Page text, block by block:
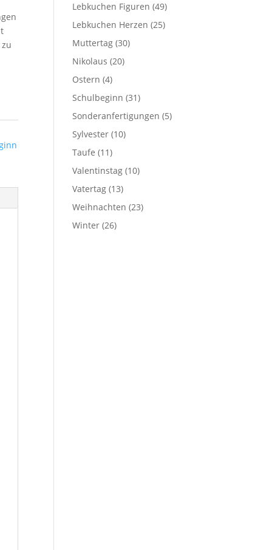
Lebkuchen Figuren (49)
Lebkuchen Herzen (25)
Muttertag (30)
Nikolaus (20)
Ostern (4)
Schulbeginn (31)
Sonderanfertigungen (5)
Sylvester (10)
Taufe (11)
Valentinstag (10)
Vatertag (13)
Weihnachten (23)
Winter (26)